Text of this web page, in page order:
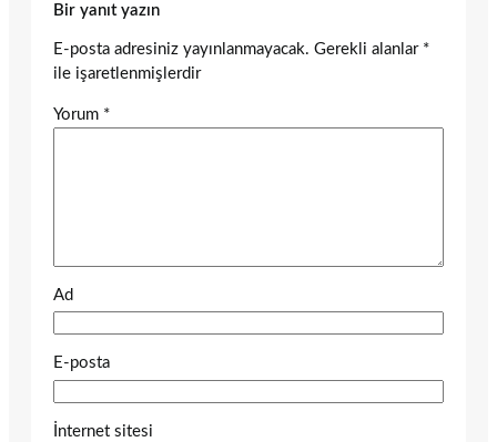
Bir yanıt yazın
E-posta adresiniz yayınlanmayacak. Gerekli alanlar *
ile işaretlenmişlerdir
Yorum *
Ad
E-posta
İnternet sitesi